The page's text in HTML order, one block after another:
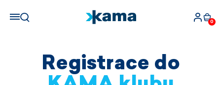
0
Registrace do